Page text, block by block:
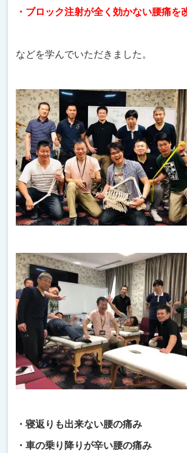
・ブロック注射が全く効かない腰痛を
などを学んでいただきました。
・寝返りも出来ない腰の痛み
・車の乗り降りが辛い腰の痛み